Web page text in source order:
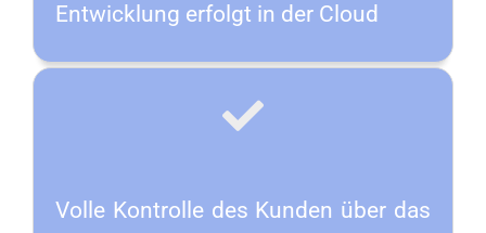
Entwicklung erfolgt in der Cloud
Volle Kontrolle des Kunden über das